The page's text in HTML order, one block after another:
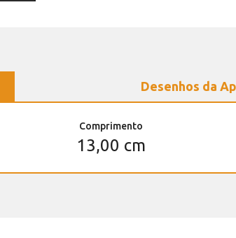
Desenhos da
Comprimento
13,00 cm